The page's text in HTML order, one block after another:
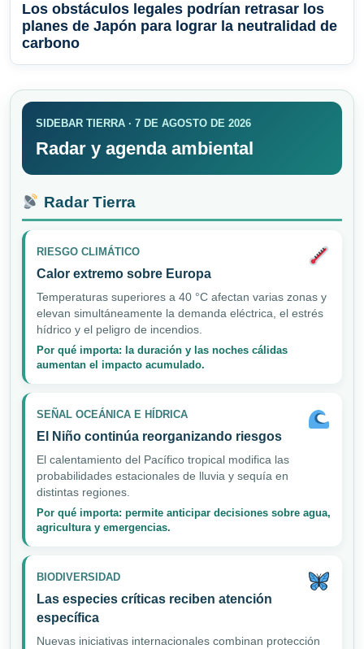
Los obstáculos legales podrían retrasar los
planes de Japón para lograr la neutralidad de
carbono
SIDEBAR TIERRA · 7 DE AGOSTO DE 2026
Radar y agenda ambiental
Radar Tierra
RIESGO CLIMÁTICO
Calor extremo sobre Europa
Temperaturas superiores a 40 °C afectan varias zonas y
elevan simultáneamente la demanda eléctrica, el estrés
hídrico y el peligro de incendios.
Por qué importa: la duración y las noches cálidas
aumentan el impacto acumulado.
SEÑAL OCEÁNICA E HÍDRICA
El Niño continúa reorganizando riesgos
El calentamiento del Pacífico tropical modifica las
probabilidades estacionales de lluvia y sequía en
distintas regiones.
Por qué importa: permite anticipar decisiones sobre agua,
agricultura y emergencias.
BIODIVERSIDAD
Las especies críticas reciben atención
específica
Nuevas iniciativas internacionales combinan protección